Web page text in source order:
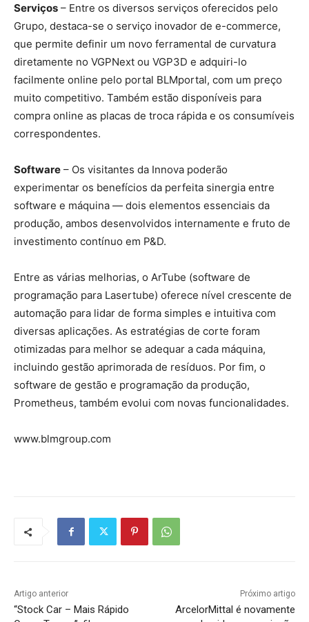
Serviços – Entre os diversos serviços oferecidos pelo
Grupo, destaca-se o serviço inovador de e-commerce,
que permite definir um novo ferramental de curvatura
diretamente no VGPNext ou VGP3D e adquiri-lo
facilmente online pelo portal BLMportal, com um preço
muito competitivo. Também estão disponíveis para
compra online as placas de troca rápida e os consumíveis
correspondentes.
Software – Os visitantes da Innova poderão
experimentar os benefícios da perfeita sinergia entre
software e máquina — dois elementos essenciais da
produção, ambos desenvolvidos internamente e fruto de
investimento contínuo em P&D.
Entre as várias melhorias, o ArTube (software de
programação para Lasertube) oferece nível crescente de
automação para lidar de forma simples e intuitiva com
diversas aplicações. As estratégias de corte foram
otimizadas para melhor se adequar a cada máquina,
incluindo gestão aprimorada de resíduos. Por fim, o
software de gestão e programação da produção,
Prometheus, também evolui com novas funcionalidades.
www.blmgroup.com
Artigo anterior
“Stock Car – Mais Rápido
Próximo artigo
ArcelorMittal é novamente